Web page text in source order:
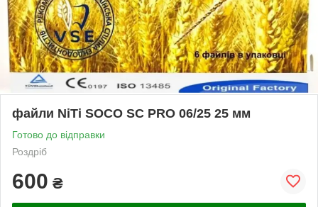
файли NiTi SOCO SC PRO 06/25 25 мм
Готово до відправки
Роздріб
600 ₴